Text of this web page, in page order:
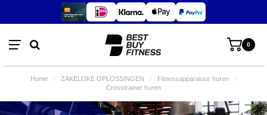
0
Home / ZAKELIJKE OPLOSSINGEN / Fitnessapparatuur huren
/
Crosstrainer huren